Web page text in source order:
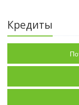
Кредиты